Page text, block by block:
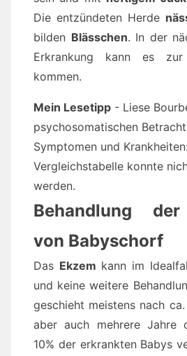
Die entzündeten Herde
bilden Blässchen. In der
Erkrankung kann es zur
kommen.
Mein Lesetipp - Liese
psychosomatischen
Symptomen und
Vergleichstabelle konnte
werden.
Behandlung
von Babyschorf
Das Ekzem kann im
und keine weitere
geschieht meistens nach
aber auch mehrere Jahre
10% der erkrankten Babys